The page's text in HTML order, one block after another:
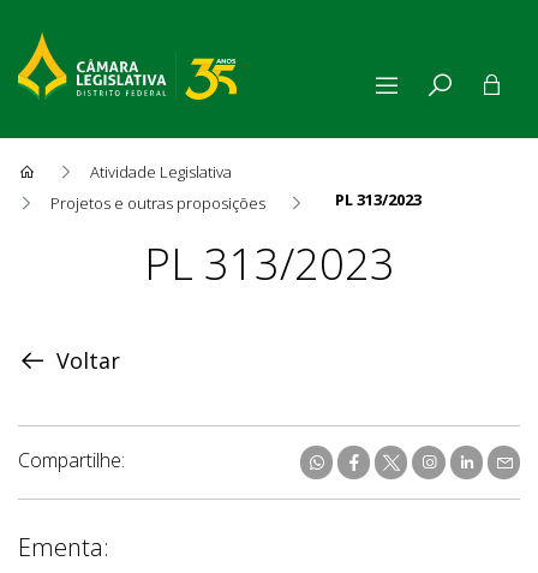
Atividade Legislativa
Projetos e outras proposições
PL 313/2023
ProposiçãoPL 313/2023
Voltar
Compartilhe:
Ementa: